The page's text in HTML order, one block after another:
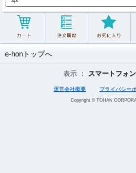
e-honトップへ
表示 ： スマートフォン
運営会社概要 プライバシー
Copyright © TOHAN